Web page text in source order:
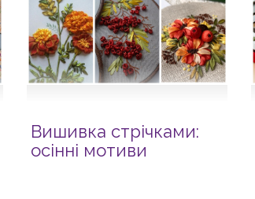
Вишивка стрічками:
осінні мотиви